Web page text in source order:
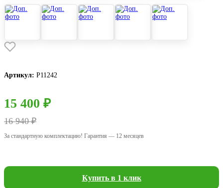
Артикул: Р11242
15 400 ₽
16 940 ₽
За стандартную комплектацию! Гарантия — 12 месяцев
Купить в 1 клик